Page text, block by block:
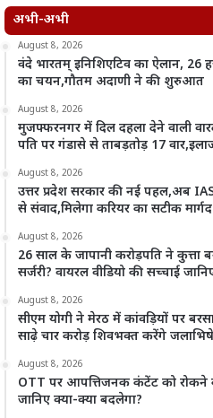
अभी-अभी
August 8, 2026
वंदे भारतम् इनिशिएटिव का ऐलान, 26
का चयन,गौतम अदाणी ने की शुरुआत
August 8, 2026
मुजफ्फरनगर में दिल दहला देने वाली
पति पर गंडासे से ताबड़तोड़ 17
August 8, 2026
उत्तर प्रदेश सरकार की नई पहल,अब
से संवाद,मिलेगा करियर का सटीक
August 8, 2026
26 साल के जापानी करोड़पति ने कुत्ता
सर्जरी? वायरल वीडियो की सच्चाई
August 8, 2026
सीएम योगी ने मेरठ में कांवड़ियों पर
साढ़े चार करोड़ शिवभक्त करेंगे
August 8, 2026
OTT पर आपत्तिजनक कंटेंट को रोकने
जानिए क्या-क्या बदलेगा?